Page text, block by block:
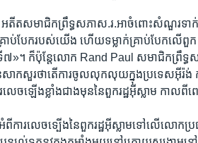
តីត​សមាជិក​ព្រឹទ្ធសភា​ស.រ.អា​ចំពោះ​សំណួរ​ទា
រាប់បែក​របស់​យើង​ ហើយ​ទម្លាក់​គ្រាប់បែក​លើ​ពួ
»។ ក៏​ប៉ុន្តែ​លោក Rand Paul សមាជិក​ព្រឹទ្ធស
ន​សាកសួរ​ថា​តើ​ការចូល​លុកលុយ​ក្នុង​ប្រទេស​អ៊ីរ៉ង់
ឡើង​ខ្លាំង​ជាង​មុ​ននៃ​ពួក​រដ្ឋអ៊ីស្លាម​ កាលពី​ពេ
ារ​លេចទ្បើង​នៃ​ពួក​រដ្ឋ​អ៊ីស្លាម​ទៅ​លើ​លោកប្រ